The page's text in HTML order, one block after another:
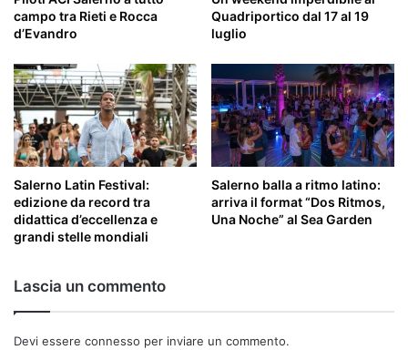
campo tra Rieti e Rocca
d’Evandro
Quadriportico dal 17 al 19
luglio
Salerno Latin Festival:
edizione da record tra
didattica d’eccellenza e
grandi stelle mondiali
Salerno balla a ritmo latino:
arriva il format “Dos Ritmos,
Una Noche” al Sea Garden
Lascia un commento
Devi essere connesso per inviare un commento.